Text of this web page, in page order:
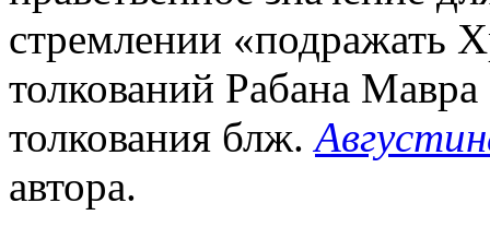
стремлении «подражать
толкований Рабана
толкования блж.
автора.